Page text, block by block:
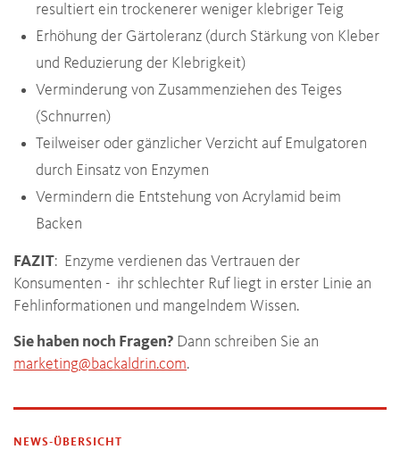
resultiert ein trockenerer weniger klebriger Teig
Erhöhung der Gärtoleranz (durch Stärkung von Kleber
und Reduzierung der Klebrigkeit)
Verminderung von Zusammenziehen des Teiges
(Schnurren)
Teilweiser oder gänzlicher Verzicht auf Emulgatoren
durch Einsatz von Enzymen
Vermindern die Entstehung von Acrylamid beim
Backen
FAZIT: Enzyme verdienen das Vertrauen der
Konsumenten - ihr schlechter Ruf liegt in erster Linie an
Fehlinformationen und mangelndem Wissen.
Sie haben noch Fragen? Dann schreiben Sie an
marketing@backaldrin.com.
NEWS-ÜBERSICHT